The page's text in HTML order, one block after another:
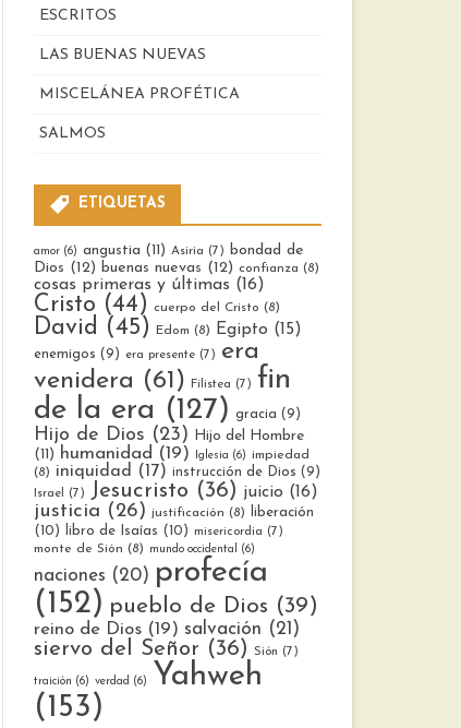
ESCRITOS
LAS BUENAS NUEVAS
MISCELÁNEA PROFÉTICA
SALMOS
ETIQUETAS
amor(6) angustia (11) Asiria (7) bondad de
Dios (12) buenas nuevas (12) confianza (8)
cosas primeras y últimas (16)
Cristo (44) cuerpo del Cristo (8)
David (45) Edom (8) Egipto (15)
enemigos (9) era presente(7) era
venidera (61) Filistea (7) fin
de la era (127) gracia (9)
Hijo de Dios (23)
Hijo del Hombre
(11)
humanidad (19) Iglesia (6) impiedad
(8) iniquidad (17) instrucción de Dios (9)
Israel (7) Jesucristo (36) juicio (16)
justicia (26) justificación (8)
liberación
(10)
libro de Isaías (10) misericordia (7)
monte de Sión (8) mundo occidental (6)
naciones (20) profecía
(152) pueblo de Dios (39)
reino de Dios(19) salvación (21)
siervo del Señor (36) Sión (7)
traición (6) verdad (6)
Yahweh
(153)